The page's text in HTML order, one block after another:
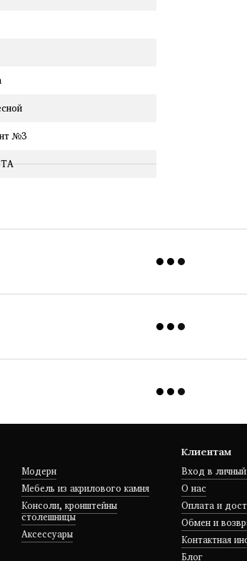
№3
Модерн
Мебель из акрилового камня
Консоли, кронштейны
столешницы
Аксессуары
Клиентам
Вход в
О нас
Оплата и
Обмен и
Контактная
Блог